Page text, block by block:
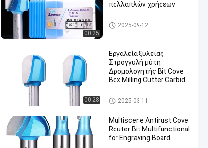
00:25
πολλαπλών χρήσεων
Μύτες δρομολογητή χύτευσ
ης
2025-09-12
00:28
Εργαλεία ξυλείας
Στρογγυλή μύτη
Δρομολογητής Bit Cove
Box Milling Cutter Carbide
Μύτες δρομολογητή χύτευσ
ης
2025-03-11
Multiscene Antirust Cove
Router Bit Multifunctional
for Engraving Board